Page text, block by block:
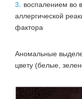
3. воспалением во
аллергической
фактора
Аномальные
цвету (белые,